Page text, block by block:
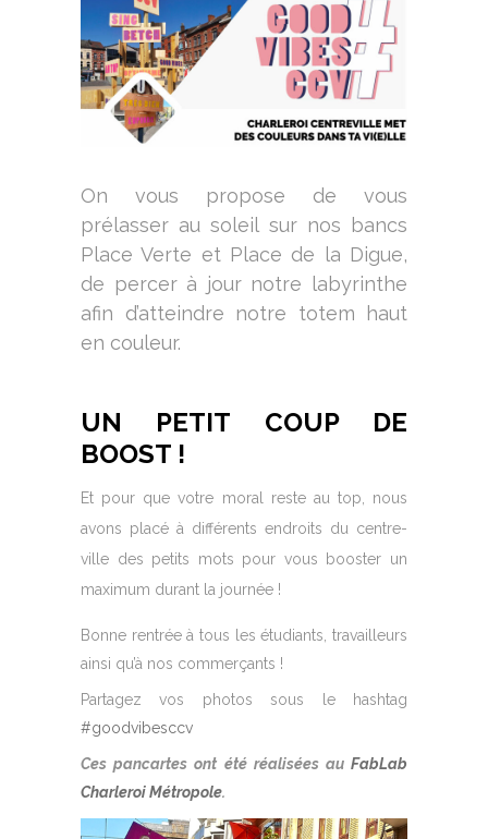
On vous propose de vous
prélasser au soleil sur nos bancs
Place Verte et Place de la Digue,
de percer à jour notre labyrinthe
afin d’atteindre notre totem haut
en couleur.
UN PETIT COUP DE
BOOST !
Et pour que votre moral reste au top, nous
avons placé à différents endroits du centre-
ville des petits mots pour vous booster un
maximum durant la journée !
Bonne rentrée à tous les étudiants, travailleurs
ainsi qu’à nos commerçants !
Partagez vos photos sous le hashtag
#goodvibesccv
Ces pancartes ont été réalisées au FabLab
Charleroi Métropole.